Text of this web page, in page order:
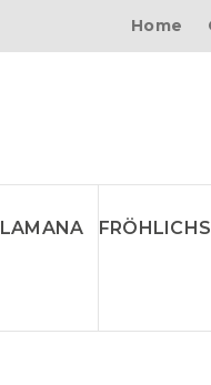
Home
LAMANA